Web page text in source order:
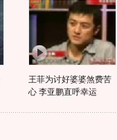
王菲为讨好婆婆煞费苦
心 李亚鹏直呼幸运